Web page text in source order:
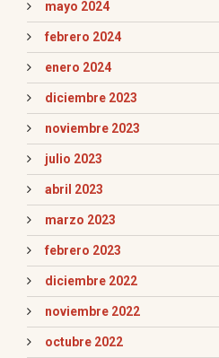
mayo 2024
febrero 2024
enero 2024
diciembre 2023
noviembre 2023
julio 2023
abril 2023
marzo 2023
febrero 2023
diciembre 2022
noviembre 2022
octubre 2022